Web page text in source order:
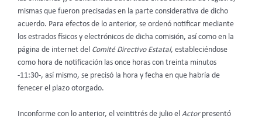
mismas que fueron precisadas en la parte considerativa de dicho
acuerdo. Para efectos de lo anterior, se ordenó notificar mediante
los estrados físicos y electrónicos de dicha comisión, así como en la
página de internet del Comité Directivo Estatal, estableciéndose
como hora de notificación las once horas con treinta minutos
-11:30-, así mismo, se precisó la hora y fecha en que habría de
fenecer el plazo otorgado.
Inconforme con lo anterior, el veintitrés de julio el Actorpresentó